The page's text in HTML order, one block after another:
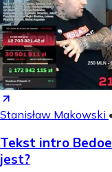
Stanisław Makowski
Tekst intro
jest?